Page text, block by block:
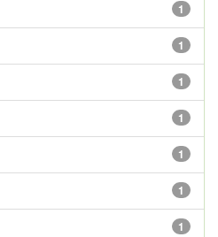
1
1
1
1
1
1
1